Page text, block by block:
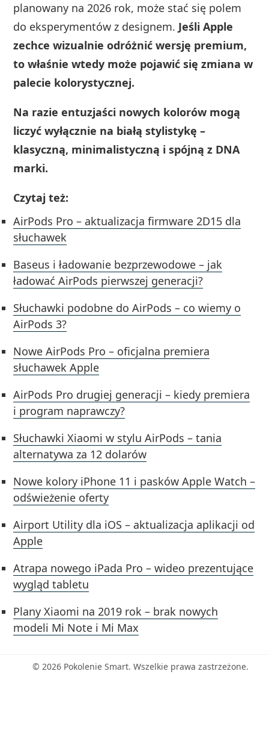
planowany na 2026 rok, może stać się polem
do eksperymentów z designem. Jeśli Apple
zechce wizualnie odróżnić wersję premium,
to właśnie wtedy może pojawić się zmiana w
palecie kolorystycznej.
Na razie entuzjaści nowych kolorów mogą
liczyć wyłącznie na białą stylistykę –
klasyczną, minimalistyczną i spójną z DNA
marki.
Czytaj też:
AirPods Pro – aktualizacja firmware 2D15 dla
słuchawek
Baseus i ładowanie bezprzewodowe – jak
ładować AirPods pierwszej generacji?
Słuchawki podobne do AirPods – co wiemy o
AirPods 3?
Nowe AirPods Pro – oficjalna premiera
słuchawek Apple
AirPods Pro drugiej generacji – kiedy premiera
i program naprawczy?
Słuchawki Xiaomi w stylu AirPods – tania
alternatywa za 12 dolarów
Nowe kolory iPhone 11 i pasków Apple Watch –
odświeżenie oferty
Airport Utility dla iOS – aktualizacja aplikacji od
Apple
Atrapa nowego iPada Pro – wideo prezentujące
wygląd tabletu
Plany Xiaomi na 2019 rok – brak nowych
modeli Mi Note i Mi Max
© 2026 Pokolenie Smart. Wszelkie prawa zastrzeżone.